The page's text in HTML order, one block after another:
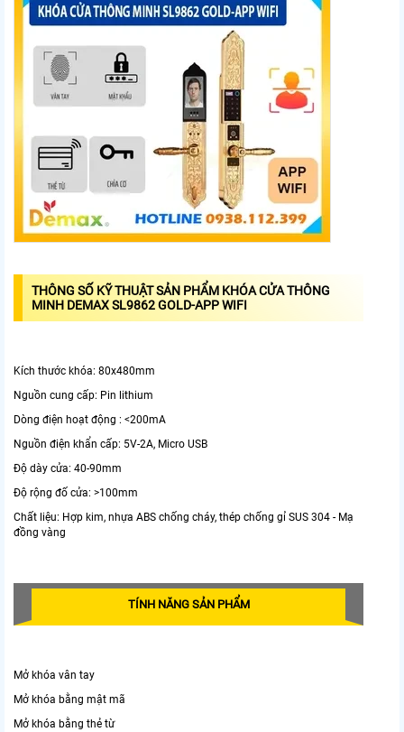
THÔNG SỐ KỸ THUẬT SẢN PHẨM KHÓA CỬA THÔNG
MINH DEMAX SL9862 GOLD-APP WIFI
Kích thước khóa: 80x480mm
Nguồn cung cấp: Pin lithium
Dòng điện hoạt động : <200mA
Nguồn điện khẩn cấp: 5V-2A, Micro USB
Độ dày cửa: 40-90mm
Độ rộng đố cửa: >100mm
Chất liệu: Hợp kim, nhựa ABS chống cháy, thép chống gỉ SUS 304 - Mạ
đồng vàng
TÍNH NĂNG SẢN PHẨM
Mở khóa vân tay
Mở khóa bằng mật mã
Mở khóa bằng thẻ từ